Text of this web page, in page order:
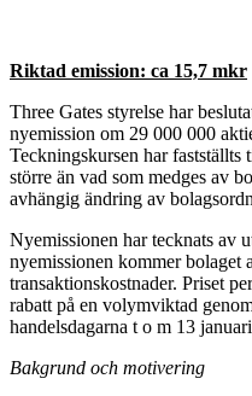
Riktad emission: ca 15,7 mkr
Three Gates styrelse har
nyemission om 29 000 000
Teckningskursen har
större än vad som medges av
avhängig ändring av
Nyemissionen har tecknats av
nyemissionen kommer bolaget
transaktionskostnader. Priset
rabatt på en volymviktad
handelsdagarna t o m 13
Bakgrund och motivering